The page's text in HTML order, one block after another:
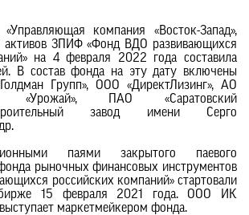
компания «Восток-Запад»,
активов ЗПИФ «Фонд ВДО развивающихся
на 4 февраля 2022 года составила
В состав фонда на эту дату включены
Групп», ООО «ДиректЛизинг», АО
ПАО «Саратовский
завод имени Серго
паями закрытого паевого
рыночных финансовых инструментов
российских компаний» стартовали
15 февраля 2021 года. ООО ИК
маркетмейкером фонда.